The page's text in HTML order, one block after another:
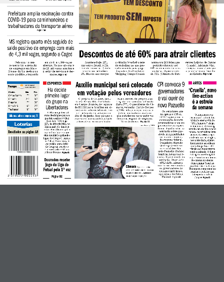
E-mail*
Site
Comentário*
Loterias
Resultados  na  página  A8
Cidades Mín.         Máx.
Campo Grande
17º         32º
Corumbá
21º         33º
Dourados 17º         29º
Ponta Porã
16º         27º
Três Lagoas
19º         32º
Tempo
Sol com algumas
nuvens. Não chove.
Saiba  mais  sobre  o  tempo  na  pág.  A8
Acontece hoje (27),
em todo o Brasil, o Dia
Livre de Impostos. A data
remete aos primeiros
151 dias do ano em que
o cidadão brasileiro teve
de trabalhar no ano pas-
sado somente para pagar
impostos. Na Capital, o
Shopping Campo Grande
conta com 204 lojas que
poderão oferecer até
60% de desconto em seus
produtos. O presidente
da CDL (Câmara de Diri-
gentes Lojistas de Campo
Grande), Adelaido Vila,
reforça a importância que
o projeto tem no Brasil e
no Estado. Página A8
O Flamengo terá al-
guns desfalques para a
partida contra o Vélez
Sarsfield-ARG hoje
(27), às 20h (de MS), no
Maracanã. Os times já
estão classificados para
a próxima fase e a par-
tida decidirá o primeiro
lugar do Grupo G. Antes,
às 18h, o Palmeiras, já
garantido como líder
do Grupo A, recebe o
Universitário-PER, no
Allianz Parque. Página B1
Os senadores que
integram a CPI da
COVID aprovaram a
convocação de nove
governadores e um ex-
governador para pres-
tarem depoimentos na
comissão sobre pos-
síveis irregularidades
no uso de recursos
do governo federal.
O ministro Marcelo
Queiroga (Saúde) e
o ex-ministro Edu-
ardo Pazuello (Saúde)
também foram convo-
cados. O presidente da
comissão, Omar Aziz
(PSD-AM), afirmou
que foram convocados
os governadores de
estados onde houve
operações da Polícia
Federal. Página A4
O projeto de lei para insti-
tuir a Renda Básica Cidadã,
em Campo Grande, de repasse
de R$ 300 para famílias em si-
tuação de vulnerabilidade, vai
ser colocado em votação no
dia 15 de junho. Isso porque o
Executivo não mandou projeto
alternativo, como acordado
com a autora da proposta no
Legislativo, vereadora Camila
Jara (PT). O presidente da Câ-
mara, vereador Carlão Borges
(PSB), adiantou que a autora
já tem assinaturas mais do
que suficientes para pedir vo-
tação em regime de urgência:
23 assinaturas. Página A3
O lançamento da
Disney que trata da his-
tória da eterna vilã de
“101 Dálmatas” chega
a cinemas e streaming
envolto em elogios e polê-
micas. As primeiras ava-
liações da crítica espe-
cializada são só elogios,
por outro lado, alguns
internautas acreditam
que o longa faça refe-
rência aos maus-tratos
contra animais. O filme
é dirigido por Craig Gil-
lespie e conta com nomes
do cinema no elenco,
como Emma Stone no
papel de Cruella, Emma
Thompson como uma ba-
ronesa e Joel Fry, que
interpreta o ladrão
Jasper. Página C1
MS registra quarto mês seguido de
saldo positivo de emprego com mais
de 4,3 mil vagas, segundo o Caged
Fla decide
primeiro lugar
do grupo na
Libertadores
CPI convoca 9
governadores
e vai ouvir de
novo Pazuello
Auxílio municipal será colocado
em votação pelos vereadores
‘Cruella’, novo
live-action
é a estreia
da semana
Descontos de até 60% para atrair clientes
Dourados recebe
jogo da Liga de
Futsal pela 1ª vez
Pelo quarto mês
consecutivo a geração
de empregos em Mato
Grosso do Sul registrou
saldo positivo, chegando
em abril a 4.309 vagas
abertas. No ano são mais
de 20 mil vagas abertas e
o setor de serviços é des-
taque.
Página A7
Izaías Medeiros/CMCG
ARTES
ESPORTES
Página B2
Câmara O presidente da
casa, o vereador Carlão, recebeu
um grupo que pediu agilidade
na aprovação do projeto
Prefeitura amplia vacinação contra
COVID-19 para caminhoneiros e
trabalhadores do transporte aéreo
Página A6